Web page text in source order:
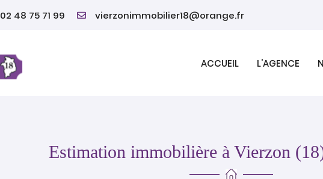
02 48 75 71 99
ACCUEIL L'AGENCE
Estimation immobilière à Vierzon